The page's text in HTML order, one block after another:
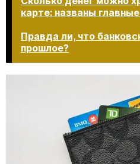
карте: названы
Правда ли, что
прошлое?​​​​​​​